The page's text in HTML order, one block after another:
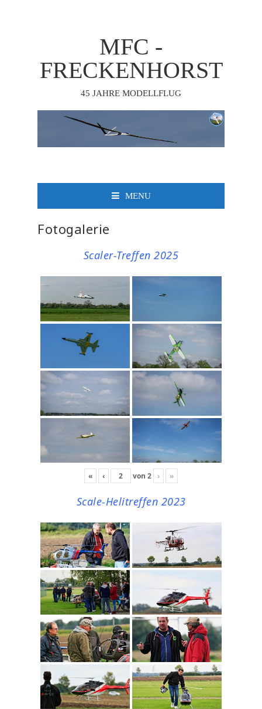
MFC -
FRECKENHORST
45 JAHRE MODELLFLUG
MENU
Fotogalerie
Scaler-Treffen 2025
« ‹ von 2 › »
Scale-Helitreffen 2023